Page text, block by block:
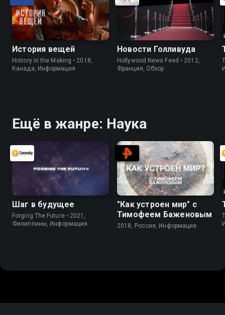
История вещей
History in the Making • 2018,
Канада, Информация
Новости Голливуда
Hollywood News Feed • 2012,
Франция, Обзор
Ещё в жанре: Наука
Шаг в будущее
Forging The Future • 2021,
Филиппины, Информация
"Как устроен мир" с
Тимофеем Баженовым
2018, Россия, Информация